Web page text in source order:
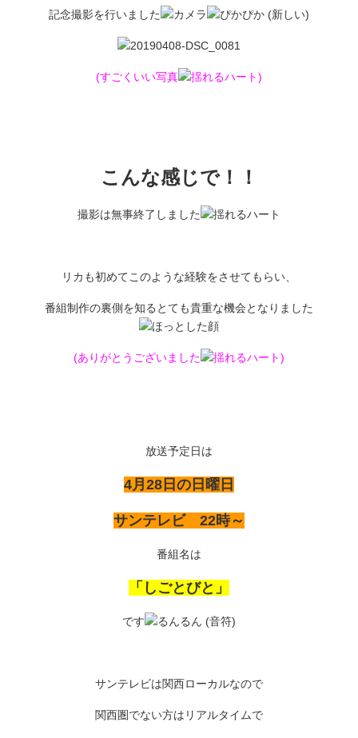
記念撮影を行いました
(すごくいい写真 )
こんな感じで！！
撮影は無事終了しました
リカも初めてこのような経験をさせてもらい、
番組制作の裏側を知るとても貴重な機会となりました
(ありがとうございました )
放送予定日は
4月28日の日曜日
サンテレビ 22時～
番組名は
「しごとびと」
です
サンテレビは関西ローカルなので
関西圏でない方はリアルタイムで